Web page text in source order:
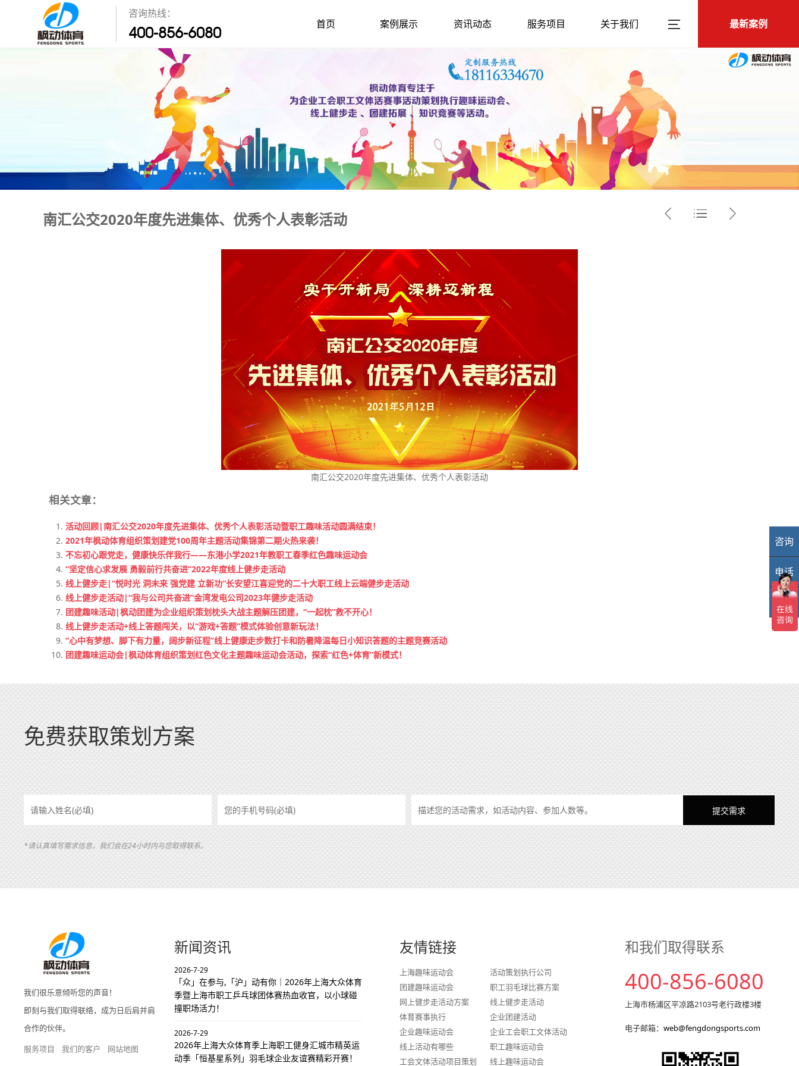
咨询热线：
400-856-6080 最新案例
首页 案例展示 资讯动态 服务项目 关于我们
南汇公交2020年度先进集体、优秀个人表彰活动   
南汇公交2020年度先进集体、优秀个人表彰活动
相关文章：
活动回顾|南汇公交2020年度先进集体、优秀个人表彰活动暨职工趣味活动圆满结束！
2021年枫动体育组织策划建党100周年主题活动集锦第二期火热来袭！
不忘初心跟党走，健康快乐伴我行——东港小学2021年教职工春季红色趣味运动会
“坚定信心求发展 勇毅前行共奋进”2022年度线上健步走活动
线上健步走|“悦时光 洞未来 强党建 立新功”长安望江喜迎党的二十大职工线上云端健步走活动
线上健步走活动|“我与公司共奋进”金湾发电公司2023年健步走活动
团建趣味活动|枫动团建为企业组织策划枕头大战主题解压团建，“一起枕”救不开心！
线上健步走活动+线上答题闯关，以“游戏+答题”模式体验创意新玩法！
“心中有梦想、脚下有力量，阔步新征程”线上健康走步数打卡和防暑降温每日小知识答题的主题竞赛活动
团建趣味运动会|枫动体育组织策划红色文化主题趣味运动会活动，探索“红色+体育”新模式！
免费获取策划方案
*请认真填写需求信息，我们会在24小时内与您取得联系。
我们很乐意倾听您的声音！
即刻与我们取得联络，成为日后肩并肩
合作的伙伴。
服务项目
我们的客户 网站地图
新闻资讯
2026-7-29
「众」在参与,「沪」动有你｜2026年上海大众体育
季暨上海市职工乒乓球团体赛热血收官，以小球碰
撞职场活力！
2026-7-29
2026年上海大众体育季上海职工健身汇城市精英运
动季「恒基星系列」羽毛球企业友谊赛精彩开赛！
友情链接
上海趣味运动会
活动策划执行公司
团建趣味运动会
职工羽毛球比赛方案
网上健步走活动方案
线上健步走活动
体育赛事执行
企业团建活动
企业趣味运动会
企业工会职工文体活动
线上活动有哪些
职工趣味运动会
工会文体活动项目策划
线上趣味运动会
和我们取得联系
400-856-6080
上海市杨浦区平凉路2103号老行政楼3楼
电子邮箱：web@fengdongsports.com
业
咨询
电话
TOP